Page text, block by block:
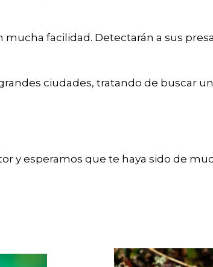
mucha facilidad. Detectarán a sus
ciudades, tratando de buscar
y esperamos que te haya sido de